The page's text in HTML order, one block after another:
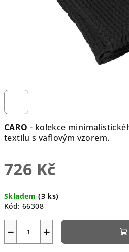
CARO - kolekce
textilu s vaflovým vzorem.
726 Kč
cena:
Skladem(3 ks)
Kód: 66308
+
−